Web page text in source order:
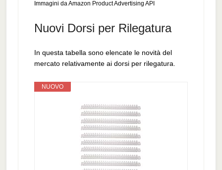
Immagini da Amazon Product Advertising API
Nuovi Dorsi per Rilegatura
In questa tabella sono elencate le novità del
mercato relativamente ai dorsi per rilegatura.
NUOVO